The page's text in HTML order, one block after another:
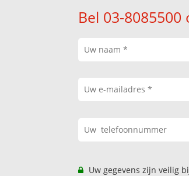
Bel 03-
Uw gegevens zijn veilig